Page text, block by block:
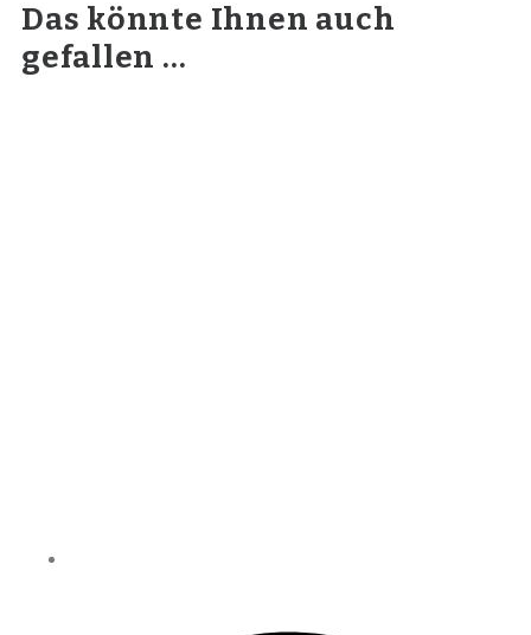
Das könnte Ihnen auch
gefallen …